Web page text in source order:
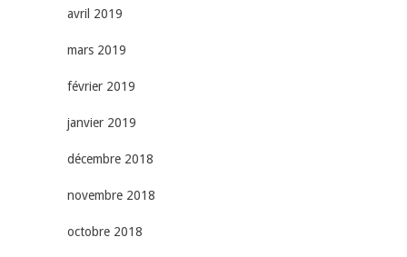
avril 2019
mars 2019
février 2019
janvier 2019
décembre 2018
novembre 2018
octobre 2018